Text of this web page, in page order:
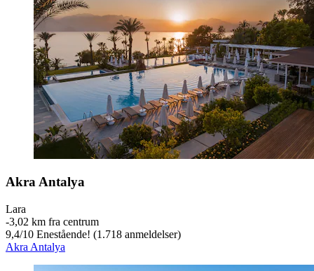
Akra Antalya
Lara
‐3,02 km fra centrum
9,4/10 Enestående! (1.718 anmeldelser)
Akra Antalya